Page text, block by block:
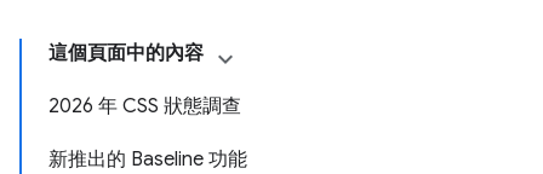
這個頁面中的內容
2026 年 CSS 狀態調查
新推出的 Baseline 功能